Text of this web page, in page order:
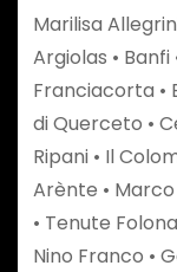
Marilisa
Argiolas •
Franciacorta •
di Querceto •
Ripani • Il
Arènte • Marco
• Tenute
Nino Franco •